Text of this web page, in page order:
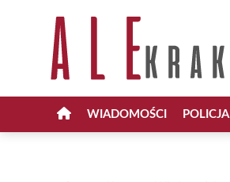
WIADOMOŚCI POLICJA